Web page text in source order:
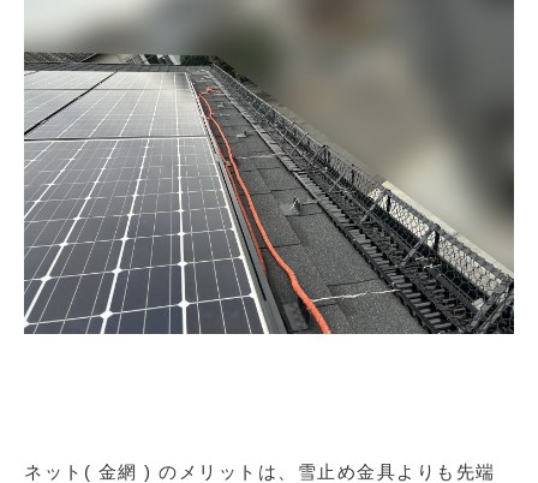
ネット( 金網 ) のメリットは、雪止め金具よりも先端